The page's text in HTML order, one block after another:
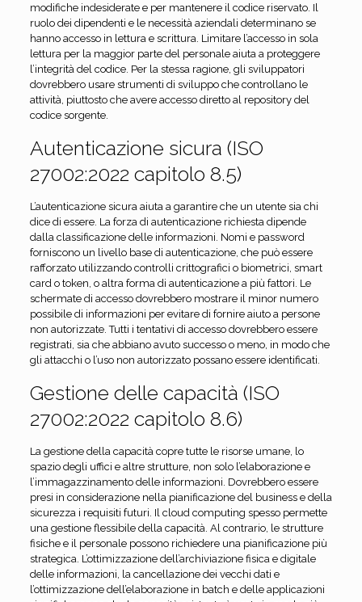
modifiche indesiderate e per mantenere il codice riservato. Il
ruolo dei dipendenti e le necessità aziendali determinano se
hanno accesso in lettura e scrittura. Limitare l’accesso in sola
lettura per la maggior parte del personale aiuta a proteggere
l’integrità del codice. Per la stessa ragione, gli sviluppatori
dovrebbero usare strumenti di sviluppo che controllano le
attività, piuttosto che avere accesso diretto al repository del
codice sorgente.
Autenticazione sicura (ISO
27002:2022 capitolo 8.5)
L’autenticazione sicura aiuta a garantire che un utente sia chi
dice di essere. La forza di autenticazione richiesta dipende
dalla classificazione delle informazioni. Nomi e password
forniscono un livello base di autenticazione, che può essere
rafforzato utilizzando controlli crittografici o biometrici, smart
card o token, o altra forma di autenticazione a più fattori. Le
schermate di accesso dovrebbero mostrare il minor numero
possibile di informazioni per evitare di fornire aiuto a persone
non autorizzate. Tutti i tentativi di accesso dovrebbero essere
registrati, sia che abbiano avuto successo o meno, in modo che
gli attacchi o l’uso non autorizzato possano essere identificati.
Gestione delle capacità (ISO
27002:2022 capitolo 8.6)
La gestione della capacità copre tutte le risorse umane, lo
spazio degli uffici e altre strutture, non solo l’elaborazione e
l’immagazzinamento delle informazioni. Dovrebbero essere
presi in considerazione nella pianificazione del business e della
sicurezza i requisiti futuri. Il cloud computing spesso permette
una gestione flessibile della capacità. Al contrario, le strutture
fisiche e il personale possono richiedere una pianificazione più
strategica. L’ottimizzazione dell’archiviazione fisica e digitale
delle informazioni, la cancellazione dei vecchi dati e
l’ottimizzazione dell’elaborazione in batch e delle applicazioni